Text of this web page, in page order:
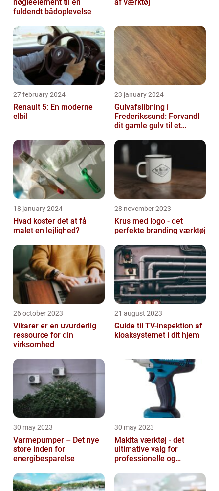
nøgleelement til en
fuldendt bådoplevelse
af værktøj
27 february 2024
Renault 5: En moderne
elbil
23 january 2024
Gulvafslibning i
Frederikssund: Forvandl
dit gamle gulv til et
18 january 2024
Hvad koster det at få
malet en lejlighed?
28 november 2023
Krus med logo - det
perfekte branding værktøj
26 october 2023
Vikarer er en uvurderlig
ressource for din
virksomhed
21 august 2023
Guide til TV-inspektion af
kloaksystemet i dit hjem
30 may 2023
Varmepumper – Det nye
store inden for
energibesparelse
30 may 2023
Makita værktøj - det
ultimative valg for
professionelle og
selv'ere